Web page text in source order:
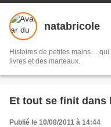
natabricole
Histoires de petites mains…
livres et des marteaux.
Et tout se finit dans
Publié le 10/08/2011 à 14:44